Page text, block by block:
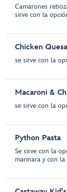
Camarones
sirve con la
Chicken
se sirve con la
Macaroni &
se sirve con la
Python Pasta
Se sirve con la
marinara y con